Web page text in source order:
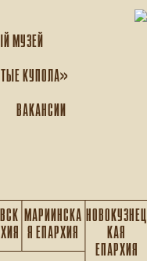
МУЗEЙ
КУПОЛА»
ВАКАНСИИ
МАРИИНСКА
Я ЕПАРХИЯ
НОВОКУЗНЕЦ
КАЯ
ЕПАРХИЯ